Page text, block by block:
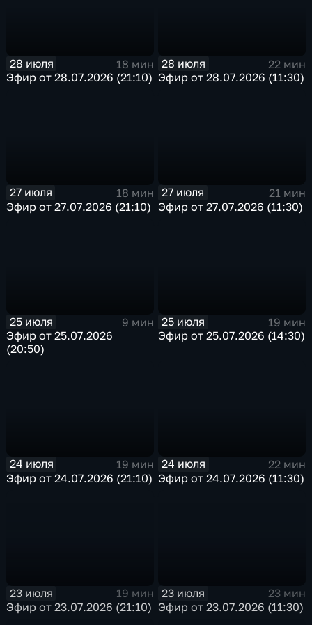
28 июля
18 мин
Эфир от 28.07.2026 (21:10)
28 июля
22 мин
Эфир от 28.07.2026 (11:30)
27 июля
18 мин
Эфир от 27.07.2026 (21:10)
27 июля
21 мин
Эфир от 27.07.2026 (11:30)
25 июля
9 мин
Эфир от 25.07.2026
(20:50)
25 июля
19 мин
Эфир от 25.07.2026 (14:30)
24 июля
19 мин
Эфир от 24.07.2026 (21:10)
24 июля
22 мин
Эфир от 24.07.2026 (11:30)
23 июля
19 мин
Эфир от 23.07.2026 (21:10)
23 июля
23 мин
Эфир от 23.07.2026 (11:30)